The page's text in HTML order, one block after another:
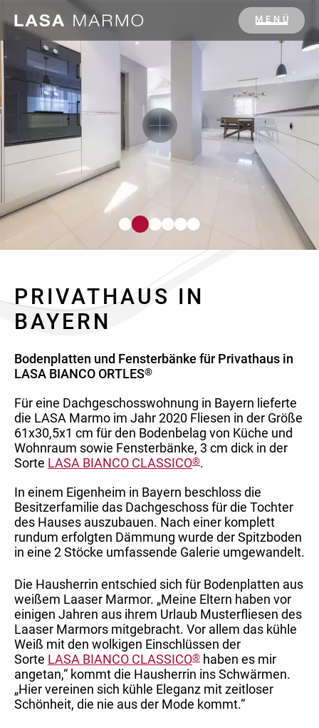
MENÜ
PRIVATHAUS IN
BAYERN
Bodenplatten und Fensterbänke für Privathaus in
LASA BIANCO ORTLES®
Für eine Dachgeschosswohnung in Bayern lieferte
die LASA Marmo im Jahr 2020 Fliesen in der Größe
61x30,5x1 cm für den Bodenbelag von Küche und
Wohnraum sowie Fensterbänke, 3 cm dick in der
Sorte LASA BIANCO CLASSICO®.
In einem Eigenheim in Bayern beschloss die
Besitzerfamilie das Dachgeschoss für die Tochter
des Hauses auszubauen. Nach einer komplett
rundum erfolgten Dämmung wurde der Spitzboden
in eine 2 Stöcke umfassende Galerie umgewandelt.
Die Hausherrin entschied sich für Bodenplatten aus
weißem Laaser Marmor. „Meine Eltern haben vor
einigen Jahren aus ihrem Urlaub Musterfliesen des
Laaser Marmors mitgebracht. Vor allem das kühle
Weiß mit den wolkigen Einschlüssen der
Sorte LASA BIANCO CLASSICO® haben es mir
angetan,“ kommt die Hausherrin ins Schwärmen.
„Hier vereinen sich kühle Eleganz mit zeitloser
Schönheit, die nie aus der Mode kommt.“